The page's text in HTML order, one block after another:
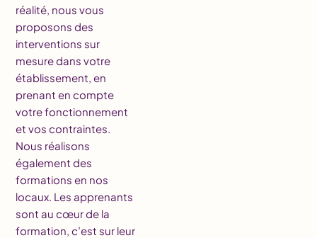
réalité, nous vous
proposons des
interventions sur
mesure dans votre
établissement, en
prenant en compte
votre fonctionnement
et vos contraintes.
Nous réalisons
également des
formations en nos
locaux. Les apprenants
sont au cœur de la
formation, c’est sur leur